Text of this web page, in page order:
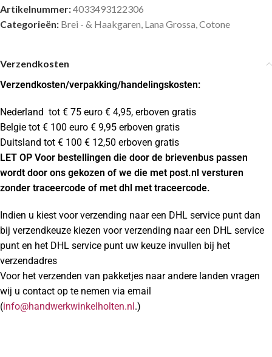
Artikelnummer:4033493122306
Categorieën: Brei - & Haakgaren, Lana Grossa,Cotone
Verzendkosten
Verzendkosten/verpakking/handelingskosten:
Nederland tot € 75 euro € 4,95, erboven gratis
Belgie tot € 100 euro € 9,95 erboven gratis
Duitsland tot € 100 € 12,50 erboven gratis
LET OP Voor bestellingen die door de brievenbus passen
wordt door ons gekozen of we die met post.nl versturen
zonder traceercode of met dhl met traceercode.
Indien u kiest voor verzending naar een DHL service punt dan
bij verzendkeuze kiezen voor verzending naar een DHL service
punt en het DHL service punt uw keuze invullen bij het
verzendadres
Voor het verzenden van pakketjes naar andere landen vragen
wij u contact op te nemen via email
(info@handwerkwinkelholten.nl .)